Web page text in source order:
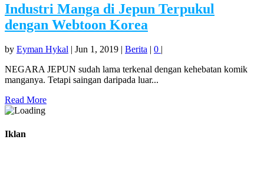
Industri Manga di Jepun Terpukul
dengan Webtoon Korea
by Eyman Hykal | Jun 1, 2019 | Berita | 0 |
NEGARA JEPUN sudah lama terkenal dengan kehebatan komik
manganya. Tetapi saingan daripada luar...
Read More
Iklan